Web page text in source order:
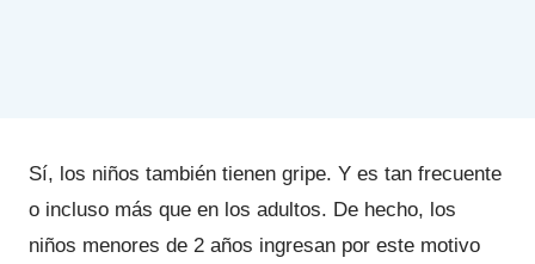
Sí, los niños también tienen gripe. Y es tan frecuente
o incluso más que en los adultos. De hecho, los
niños menores de 2 años ingresan por este motivo